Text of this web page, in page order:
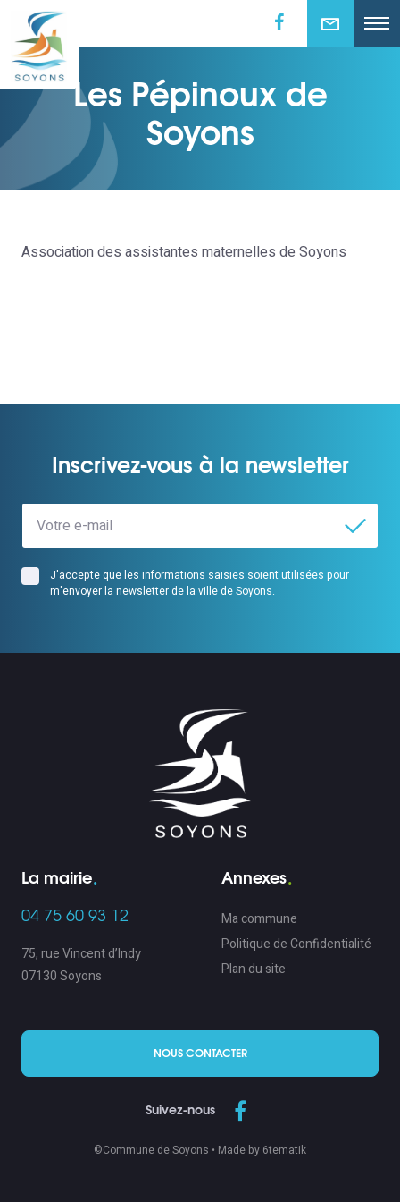
Les Pépinoux de
Soyons
Association des assistantes maternelles de Soyons
Inscrivez-vous à la newsletter
J'accepte que les informations saisies soient utilisées pour
m'envoyer la newsletter de la ville de Soyons.
La mairie
04 75 60 93 12
75, rue Vincent d’Indy
07130 Soyons
Annexes
Ma commune
Politique de Confidentialité
Plan du site
NOUS CONTACTER
Suivez-nous
©Commune de Soyons • Made by 6tematik